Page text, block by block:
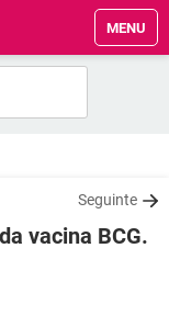
MENU
Seguinte
vacina BCG.